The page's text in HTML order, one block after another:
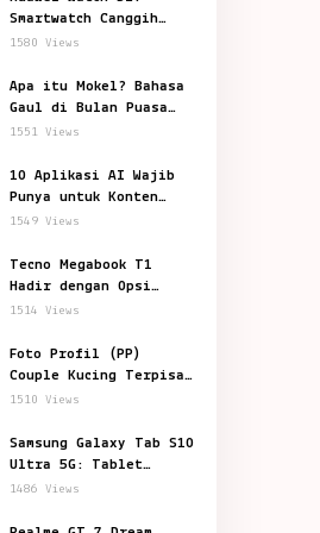
Smartwatch Canggih
Teknologi Kesehatan
1580 Views
Apa itu Mokel? Bahasa
Gaul di Bulan Puasa
yang Viral
1551 Views
10 Aplikasi AI Wajib
Punya untuk Konten
Marketing
1549 Views
Tecno Megabook T1
Hadir dengan Opsi
Prosesor Baru
1514 Views
Foto Profil (PP)
Couple Kucing Terpisah
Lucu Aesthetic
1510 Views
Samsung Galaxy Tab S10
Ultra 5G: Tablet
Canggih Fitur Terbaru
1486 Views